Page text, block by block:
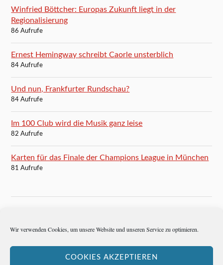
Wir verwenden Cookies, um unsere Website und unseren Service zu optimieren.
COOKIES AKZEPTIEREN
Winfried Böttcher: Europas Zukunft liegt in der
Regionalisierung
86 Aufrufe
Ernest Hemingway schreibt Caorle unsterblich
84 Aufrufe
Und nun, Frankfurter Rundschau?
84 Aufrufe
Im 100 Club wird die Musik ganz leise
82 Aufrufe
Karten für das Finale der Champions League in München
81 Aufrufe
Autoren-Brief